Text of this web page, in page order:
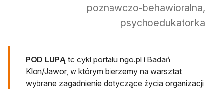
poznawczo-behawioralna,
psychoedukatorka
POD LUPĄ to cykl portalu ngo.pl i Badań
Klon/Jawor, w którym bierzemy na warsztat
wybrane zagadnienie dotyczące życia organizacji